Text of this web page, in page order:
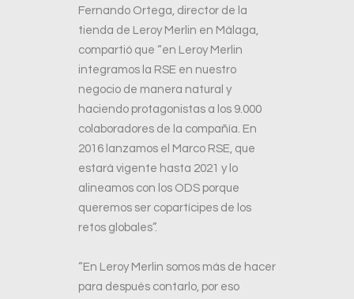
Fernando Ortega, director de la
tienda de Leroy Merlin en Málaga,
compartió que “en Leroy Merlin
integramos la RSE en nuestro
negocio de manera natural y
haciendo protagonistas a los 9.000
colaboradores de la compañía. En
2016 lanzamos el Marco RSE, que
estará vigente hasta 2021 y lo
alineamos con los ODS porque
queremos ser copartícipes de los
retos globales”.
“En Leroy Merlin somos más de hacer
para después contarlo, por eso